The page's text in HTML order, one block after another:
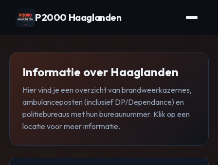
P2000 Haaglanden
Informatie over Haaglanden
Hier vind je een overzicht van brandweerkazernes,
ambulanceposten (inclusief DP/Dependance) en
politiebureaus met hun bureaunummer. Klik op een
locatie voor meer informatie.